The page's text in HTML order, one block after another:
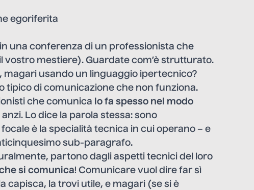
egoriferita
una conferenza di un professionista che
vostro mestiere). Guardate com’è strutturato.
magari usando un linguaggio ipertecnico?
tipico di comunicazione che non funziona.
che comunica lo fa spesso nel modo
Lo dice la parola stessa: sono
è la specialità tecnica in cui operano – e
sub-paragrafo.
partono dagli aspetti tecnici del loro
si comunica! Comunicare vuol dire far sì
capisca, la trovi utile, e magari (se si è